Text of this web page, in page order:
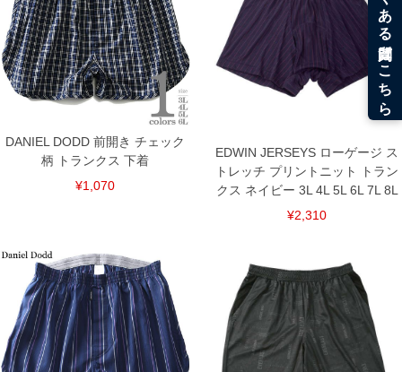
6L/125～140/88
7L/135～150/92
8L/145～160/96
単位はcm
※【返品交換について】
返品交換希望の方は、商品到着後1週間以内にご連絡ください。
下着(肌着)やワイシャツは商品の性質上、返品交換不可とさせて頂いております。予め
※【ボトムの裾上げをご希望の場合】
裾上げ料金は500円+税となります。
備考欄に股下●cmとご記入下さい。（裾上げ無料対象商品は1本につき税込6,000円以
上の品が対象。1本5,999円以下の商品は有料（500円+税）となります。）
尚、裾上げした商品は返品・交換不可となりますので、予めご了承下さい。
いている、極端なデザインが施されている等)
※商品によって若干のサイズの誤差がございます。また、お客様がご使用の環境（コ
ンピュータ画面）によって、商品の色味が若干異なる場合がございます。予めご了承
ください。
※当店での掲載商品は、実店鋪と在庫を共用しておりますので店頭での売り違い、店
舗からのお取り寄せ等により、お客様にご迷惑をお掛けしてしまう場合がございま
す。そのようなことがない様最大限に努めておりますが、もしあった場合速やかにご
連絡させて頂きますので予めご了承ください。
DANIEL DODD 前開き チェック
柄 トランクス 下着
¥1,070
EDWIN JERSEYS ローゲージ ス
トレッチ プリントニット トラン
クス ネイビー 3L 4L 5L 6L 7L 8L
¥2,310